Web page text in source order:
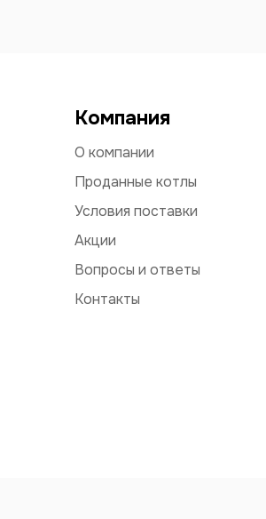
Компания
О компании
Проданные котлы
Условия поставки
Акции
Вопросы и ответы
Контакты